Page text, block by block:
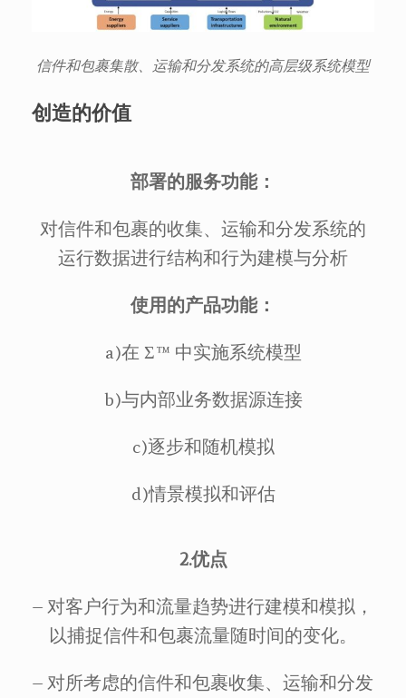
信件和包裹集散、运输和分发系统的高层级系统模型
创造的价值
部署的服务功能：
对信件和包裹的收集、运输和分发系统的
运行数据进行结构和行为建模与分析
使用的产品功能：
a)在 Σ™ 中实施系统模型
b)与内部业务数据源连接
c)逐步和随机模拟
d)情景模拟和评估
2.优点
– 对客户行为和流量趋势进行建模和模拟，
以捕捉信件和包裹流量随时间的变化。
– 对所考虑的信件和包裹收集、运输和分发